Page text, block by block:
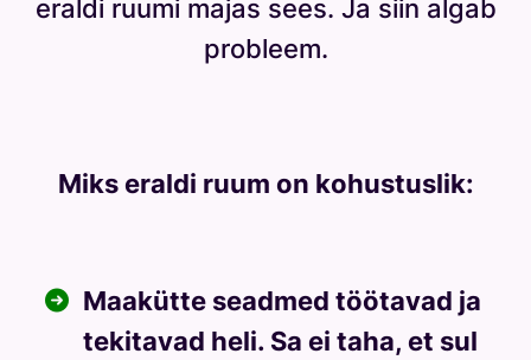
eraldi ruumi majas sees. Ja siin algab
probleem.
Miks eraldi ruum on kohustuslik:
Maakütte seadmed töötavad ja
tekitavad heli. Sa ei taha, et sul